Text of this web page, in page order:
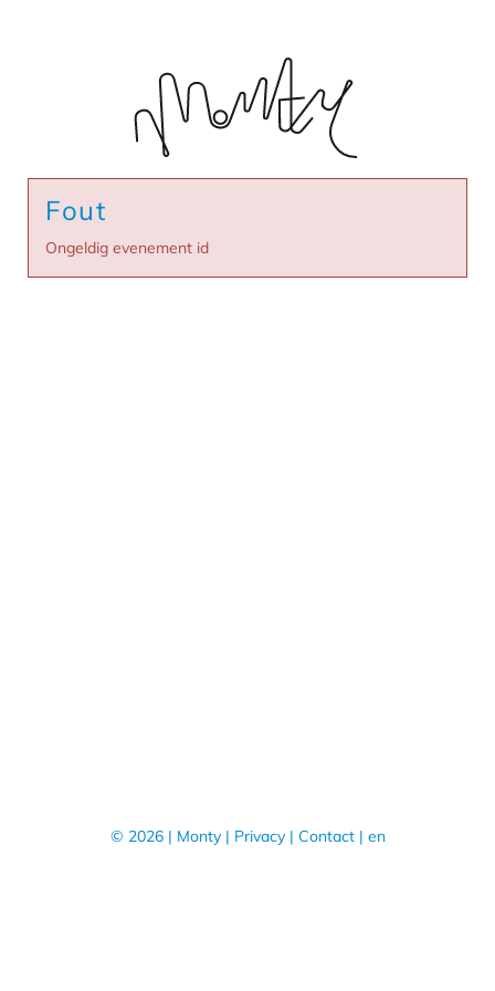
Fout
Ongeldig evenement id
© 2026 | Monty | Privacy| Contact| en